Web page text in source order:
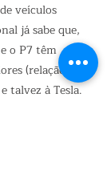
veículos
já sabe que,
o P7 têm
(relação
talvez à Tesla.